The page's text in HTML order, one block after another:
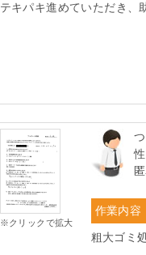
テキパキ進めていただき、
※クリックで拡大
性
作業内容
粗大ゴミ